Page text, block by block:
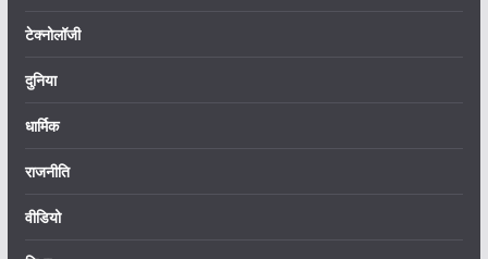
टेक्नोलॉजी
दुनिया
धार्मिक
राजनीति
वीडियो